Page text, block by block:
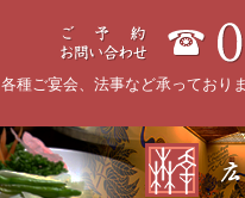
各種ご宴会、法事など承っており